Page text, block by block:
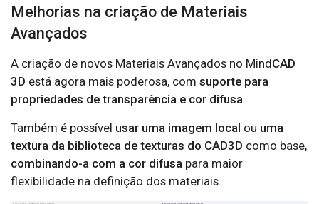
Melhorias na criação de Materiais
Avançados
A criação de novos Materiais Avançados no MindCAD
3D está agora mais poderosa, com suporte para
propriedades de transparência e cor difusa.
Também é possível usar uma imagem local ou uma
textura da biblioteca de texturas do CAD3D como base,
combinando-a com a cor difusa para maior
flexibilidade na definição dos materiais.